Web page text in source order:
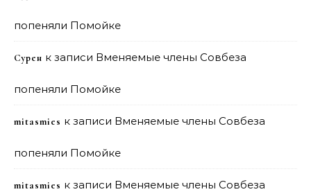
попеняли Помойке
Сурен к записи Вменяемые члены Совбеза
попеняли Помойке
mitasmies к записи Вменяемые члены Совбеза
попеняли Помойке
mitasmies к записи Вменяемые члены Совбеза